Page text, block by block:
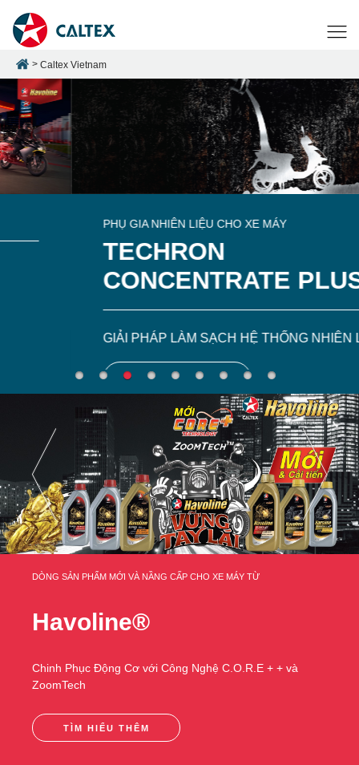
Caltex Vietnam
PHỤ GIA NHIÊN LIỆU CHO XE MÁY
TECHRON
CONCENTRATE PLUS
GIẢI PHÁP LÀM SẠCH HỆ THỐNG NHIÊN LIỆU
TÌM HIỂU THÊM
DÒNG SẢN PHẨM MỚI VÀ NẦNG CẤP CHO XE MÁY TỪ
Havoline®
Chinh Phục Động Cơ với Công Nghệ C.O.R.E + + và
ZoomTech